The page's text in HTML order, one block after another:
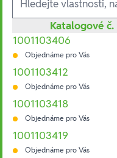
Katalogové č.
1001103406
Objednáme pro Vás
1001103412
Objednáme pro Vás
1001103418
Objednáme pro Vás
1001103419
Objednáme pro Vás